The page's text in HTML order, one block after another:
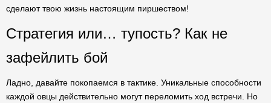
сделают твою жизнь настоящим пиршеством!
Стратегия или… тупость? Как не
зафейлить бой
Ладно, давайте покопаемся в тактике. Уникальные способности
каждой овцы действительно могут переломить ход встречи. Но